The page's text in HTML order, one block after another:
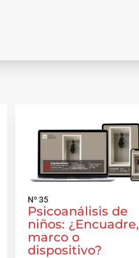
Nº 35
Psicoanálisis de
niños: ¿Encuadre,
marco o
dispositivo?